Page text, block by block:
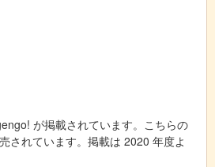
が掲載されています。こちらの
されています。掲載は 2020 年度よ